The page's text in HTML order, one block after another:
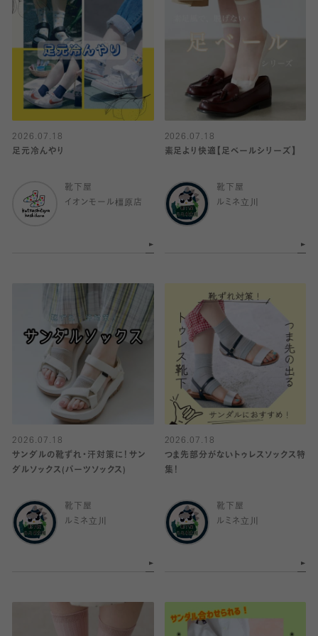
2026.07.18
足元冷んやり
靴下屋
イオンモール橿原店
2026.07.18
素足より快適【足ベールシリーズ】
靴下屋
ルミネ立川
2026.07.18
サンダルの靴ずれ・汗対策に！サン
ダルソックス(パーツソックス)
靴下屋
ルミネ立川
2026.07.18
つま先部分がないトゥレスソックス特
集！
靴下屋
ルミネ立川